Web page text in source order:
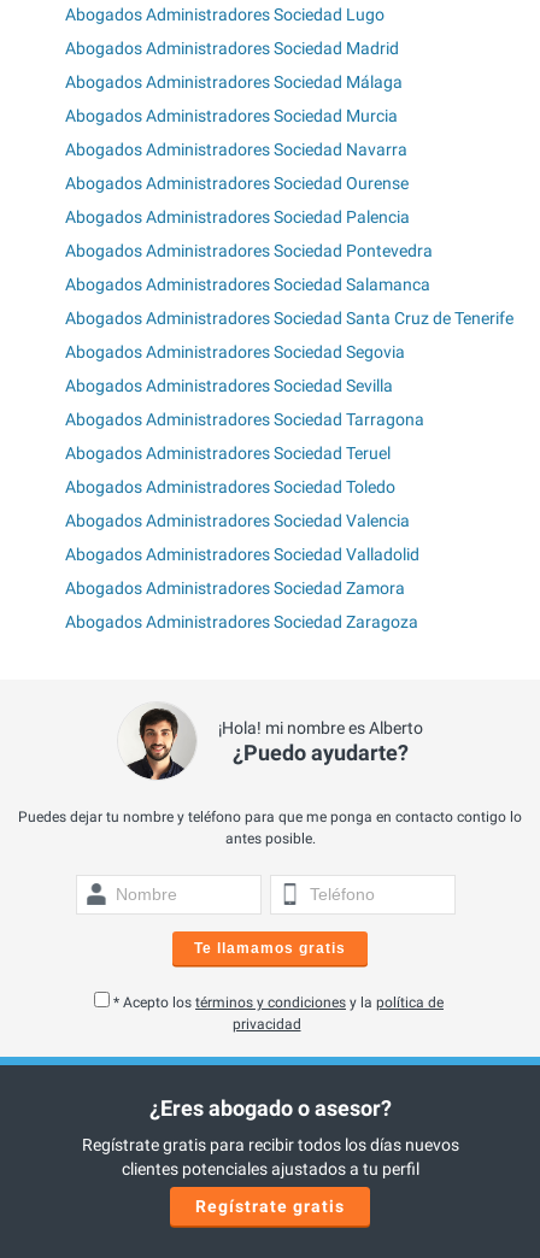
Abogados Administradores Sociedad Lugo
Abogados Administradores Sociedad Madrid
Abogados Administradores Sociedad Málaga
Abogados Administradores Sociedad Murcia
Abogados Administradores Sociedad Navarra
Abogados Administradores Sociedad Ourense
Abogados Administradores Sociedad Palencia
Abogados Administradores Sociedad Pontevedra
Abogados Administradores Sociedad Salamanca
Abogados Administradores Sociedad Santa Cruz de Tenerife
Abogados Administradores Sociedad Segovia
Abogados Administradores Sociedad Sevilla
Abogados Administradores Sociedad Tarragona
Abogados Administradores Sociedad Teruel
Abogados Administradores Sociedad Toledo
Abogados Administradores Sociedad Valencia
Abogados Administradores Sociedad Valladolid
Abogados Administradores Sociedad Zamora
Abogados Administradores Sociedad Zaragoza
¡Hola! mi nombre es Alberto
¿Puedo ayudarte?
Puedes dejar tu nombre y teléfono para que me ponga en contacto contigo lo
antes posible.
Te llamamos gratis
* Acepto los términos y condiciones y la política de
privacidad
¿Eres abogado o asesor?
Regístrate gratis para recibir todos los días nuevos
clientes potenciales ajustados a tu perfil
Regístrate gratis